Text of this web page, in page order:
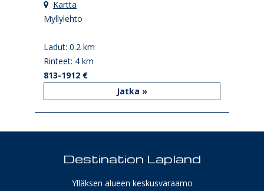
Kartta
Myllylehto
Ladut: 0.2 km
Rinteet: 4 km
813-1912 €
Jatka »
Destination Lapland
Ylläksen alueen keskusvaraamo